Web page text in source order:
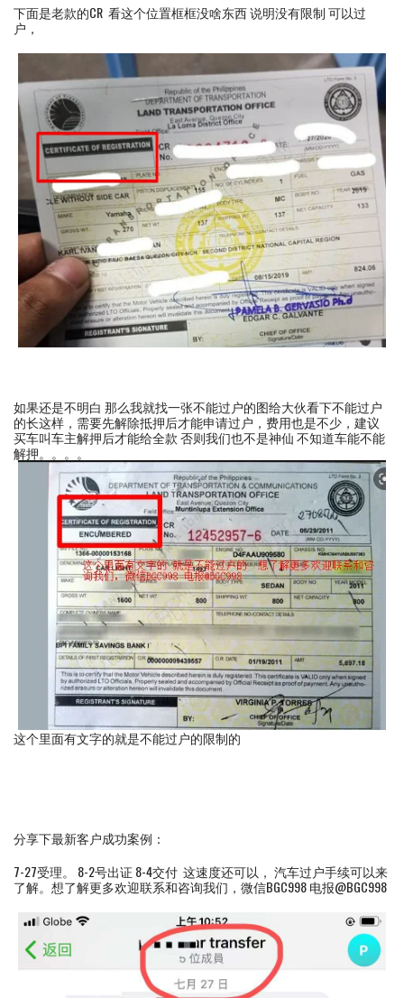
下面是老款的CR 看这个位置框框没啥东西 说明没有限制 可以过
户，
如果还是不明白 那么我就找一张不能过户的图给大伙看下不能过户
的长这样，需要先解除抵押后才能申请过户，费用也是不少，建议
买车叫车主解押后才能给全款 否则我们也不是神仙 不知道车能不能
解押。。。。
这个里面有文字的就是不能过户的限制的
分享下最新客户成功案例：
7-27受理。 8-2号出证 8-4交付 这速度还可以， 汽车过户手续可以来
了解。想了解更多欢迎联系和咨询我们，微信BGC998 电报@BGC998